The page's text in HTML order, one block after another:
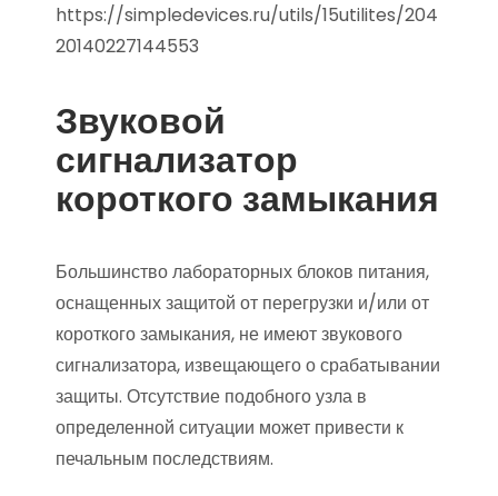
https://simpledevices.ru/utils/15utilites/204
20140227144553
Звуковой
сигнализатор
короткого замыкания
Большинство лабораторных блоков питания,
оснащенных защитой от перегрузки и/или от
короткого замыкания, не имеют звукового
сигнализатора, извещающего о срабатывании
защиты. Отсутствие подобного узла в
определенной ситуации может привести к
печальным последствиям.